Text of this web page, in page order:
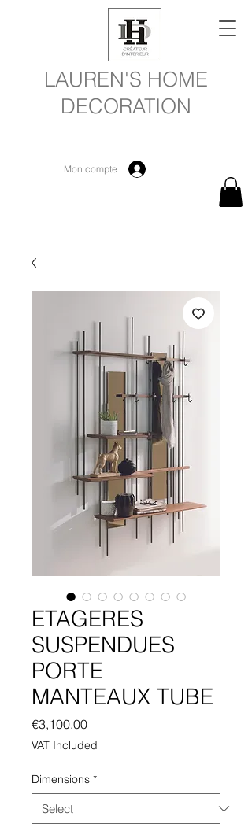
LAUREN'S HOME
DECORATION
Mon compte
ETAGERES
SUSPENDUES
PORTE
MANTEAUX TUBE
€3,100.00Price
VAT Included
Dimensions *